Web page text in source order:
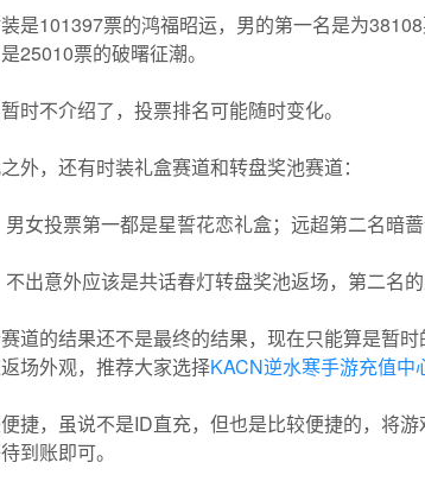
是101397票的鸿福昭运，男的第一名是为
25010票的破曙征潮。
时不介绍了，投票排名可能随时变化。
外，还有时装礼盒赛道和转盘奖池赛道：
男女投票第一都是星誓花恋礼盒；远超第二名暗
不出意外应该是共话春灯转盘奖池返场，第二名
道的结果还不是最终的结果，现在只能算是暂
场外观，推荐大家选择KACN逆水寒手游充值中
捷，虽说不是ID直充，但也是比较便捷的，将
到账即可。